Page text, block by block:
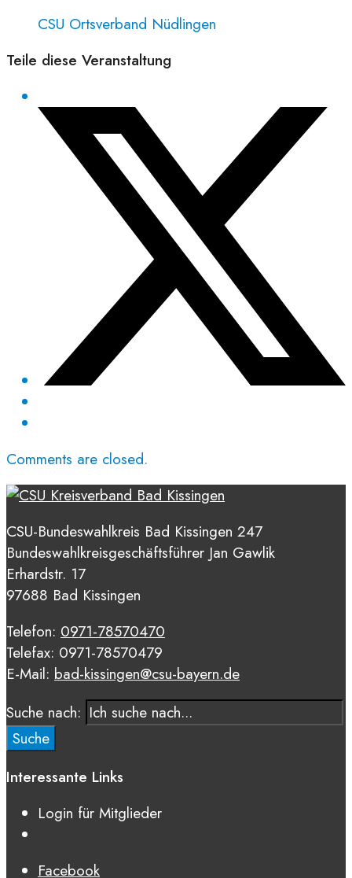
CSU Ortsverband Nüdlingen
Teile diese Veranstaltung
Comments are closed.
CSU-Bundeswahlkreis Bad Kissingen 247
Bundeswahlkreisgeschäftsführer Jan Gawlik
Erhardstr. 17
97688 Bad Kissingen
Telefon: 0971-78570470
Telefax: 0971-78570479
E-Mail: bad-kissingen@csu-bayern.de
Suche nach:
Suche
Interessante Links
Login für Mitglieder
Facebook